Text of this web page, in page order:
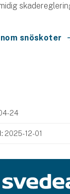
snöskoter
24
2025-12-01